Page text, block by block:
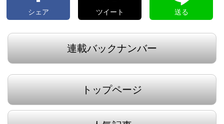
シェア ツイート 送る
連載バックナンバー
トップページ